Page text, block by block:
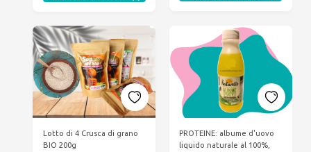
Lotto di 4 Crusca di grano
BIO 200g
PROTEINE: albume d'uovo
liquido naturale al 100%,